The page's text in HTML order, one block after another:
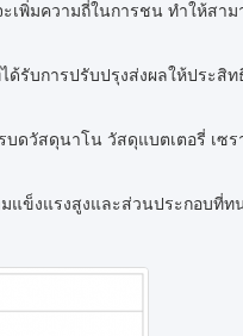
ะเพิ่มความถี่ในการชน ทำให้สา
ด้รับการปรับปรุงส่งผลให้ประสิท
บดวัสดุนาโน วัสดุแบตเตอรี่ เซร
แข็งแรงสูงและส่วนประกอบที่